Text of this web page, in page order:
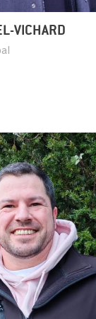
VICHARD